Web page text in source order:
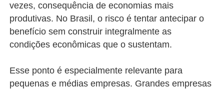
vezes, consequência de economias mais
produtivas. No Brasil, o risco é tentar antecipar o
benefício sem construir integralmente as
condições econômicas que o sustentam.
Esse ponto é especialmente relevante para
pequenas e médias empresas. Grandes empresas